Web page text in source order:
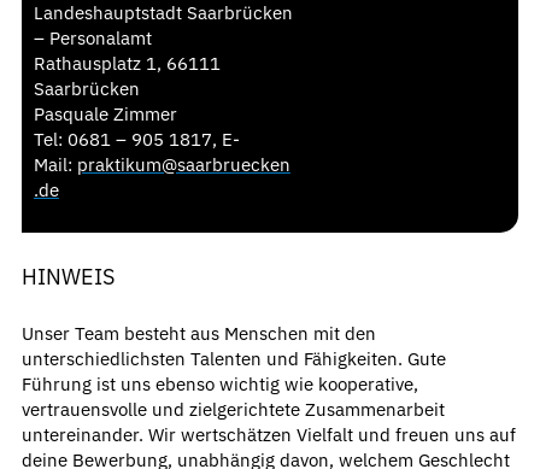
Landeshauptstadt Saarbrücken
– Personalamt
Rathausplatz 1, 66111
Saarbrücken
Pasquale Zimmer
Tel: 0681 – 905 1817, E-
Mail: praktikum@saarbruecken
.de
HINWEIS
Unser Team besteht aus Menschen mit den
unterschiedlichsten Talenten und Fähigkeiten. Gute
Führung ist uns ebenso wichtig wie kooperative,
vertrauensvolle und zielgerichtete Zusammenarbeit
untereinander. Wir wertschätzen Vielfalt und freuen uns auf
deine Bewerbung, unabhängig davon, welchem Geschlecht